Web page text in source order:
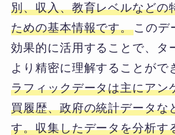
別、収入、教育レベルなどの
ための基本情報です。このデ
効果的に活用することで、タ
より精密に理解することがで
ラフィックデータは主にアン
買履歴、政府の統計データな
す。収集したデータを分析す